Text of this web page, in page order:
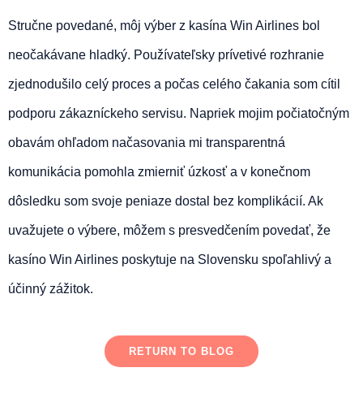
Stručne povedané, môj výber z kasína Win Airlines bol
neočakávane hladký. Používateľsky prívetivé rozhranie
zjednodušilo celý proces a počas celého čakania som cítil
podporu zákazníckeho servisu. Napriek mojim počiatočným
obavám ohľadom načasovania mi transparentná
komunikácia pomohla zmierniť úzkosť a v konečnom
dôsledku som svoje peniaze dostal bez komplikácií. Ak
uvažujete o výbere, môžem s presvedčením povedať, že
kasíno Win Airlines poskytuje na Slovensku spoľahlivý a
účinný zážitok.
RETURN TO BLOG